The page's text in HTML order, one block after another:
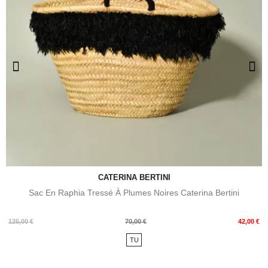
CATERINA BERTINI
Sac En Raphia Tressé À Plumes Noires Caterina Bertini
125,00 €
Prix
70,00 € 42,00 €
Prix
TU